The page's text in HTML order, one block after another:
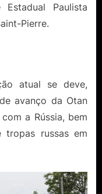
Estadual Paulista
Pierre.
atual se deve,
avanço da Otan
a Rússia, bem
russas em